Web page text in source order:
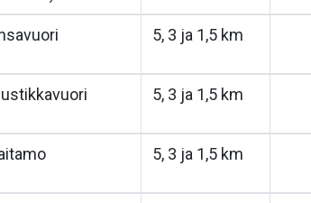
5, 3 ja 1,5 km
5, 3 ja 1,5 km
5, 3 ja 1,5 km